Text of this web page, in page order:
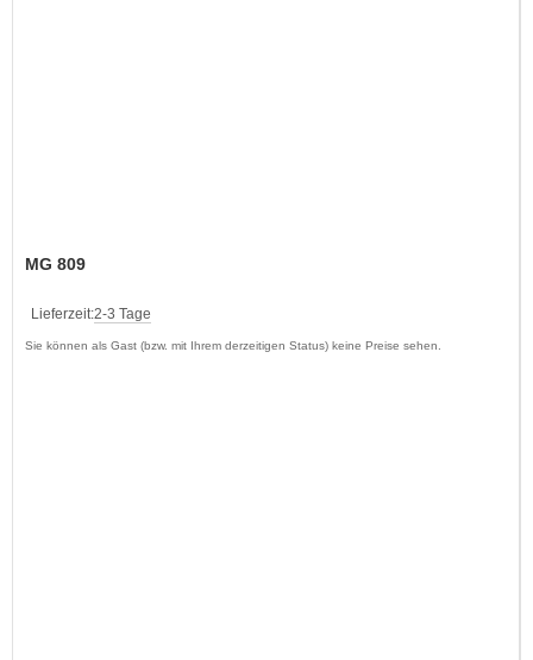
MG 809
Lieferzeit:2-3 Tage
Sie können als Gast (bzw. mit Ihrem derzeitigen Status) keine Preise sehen.